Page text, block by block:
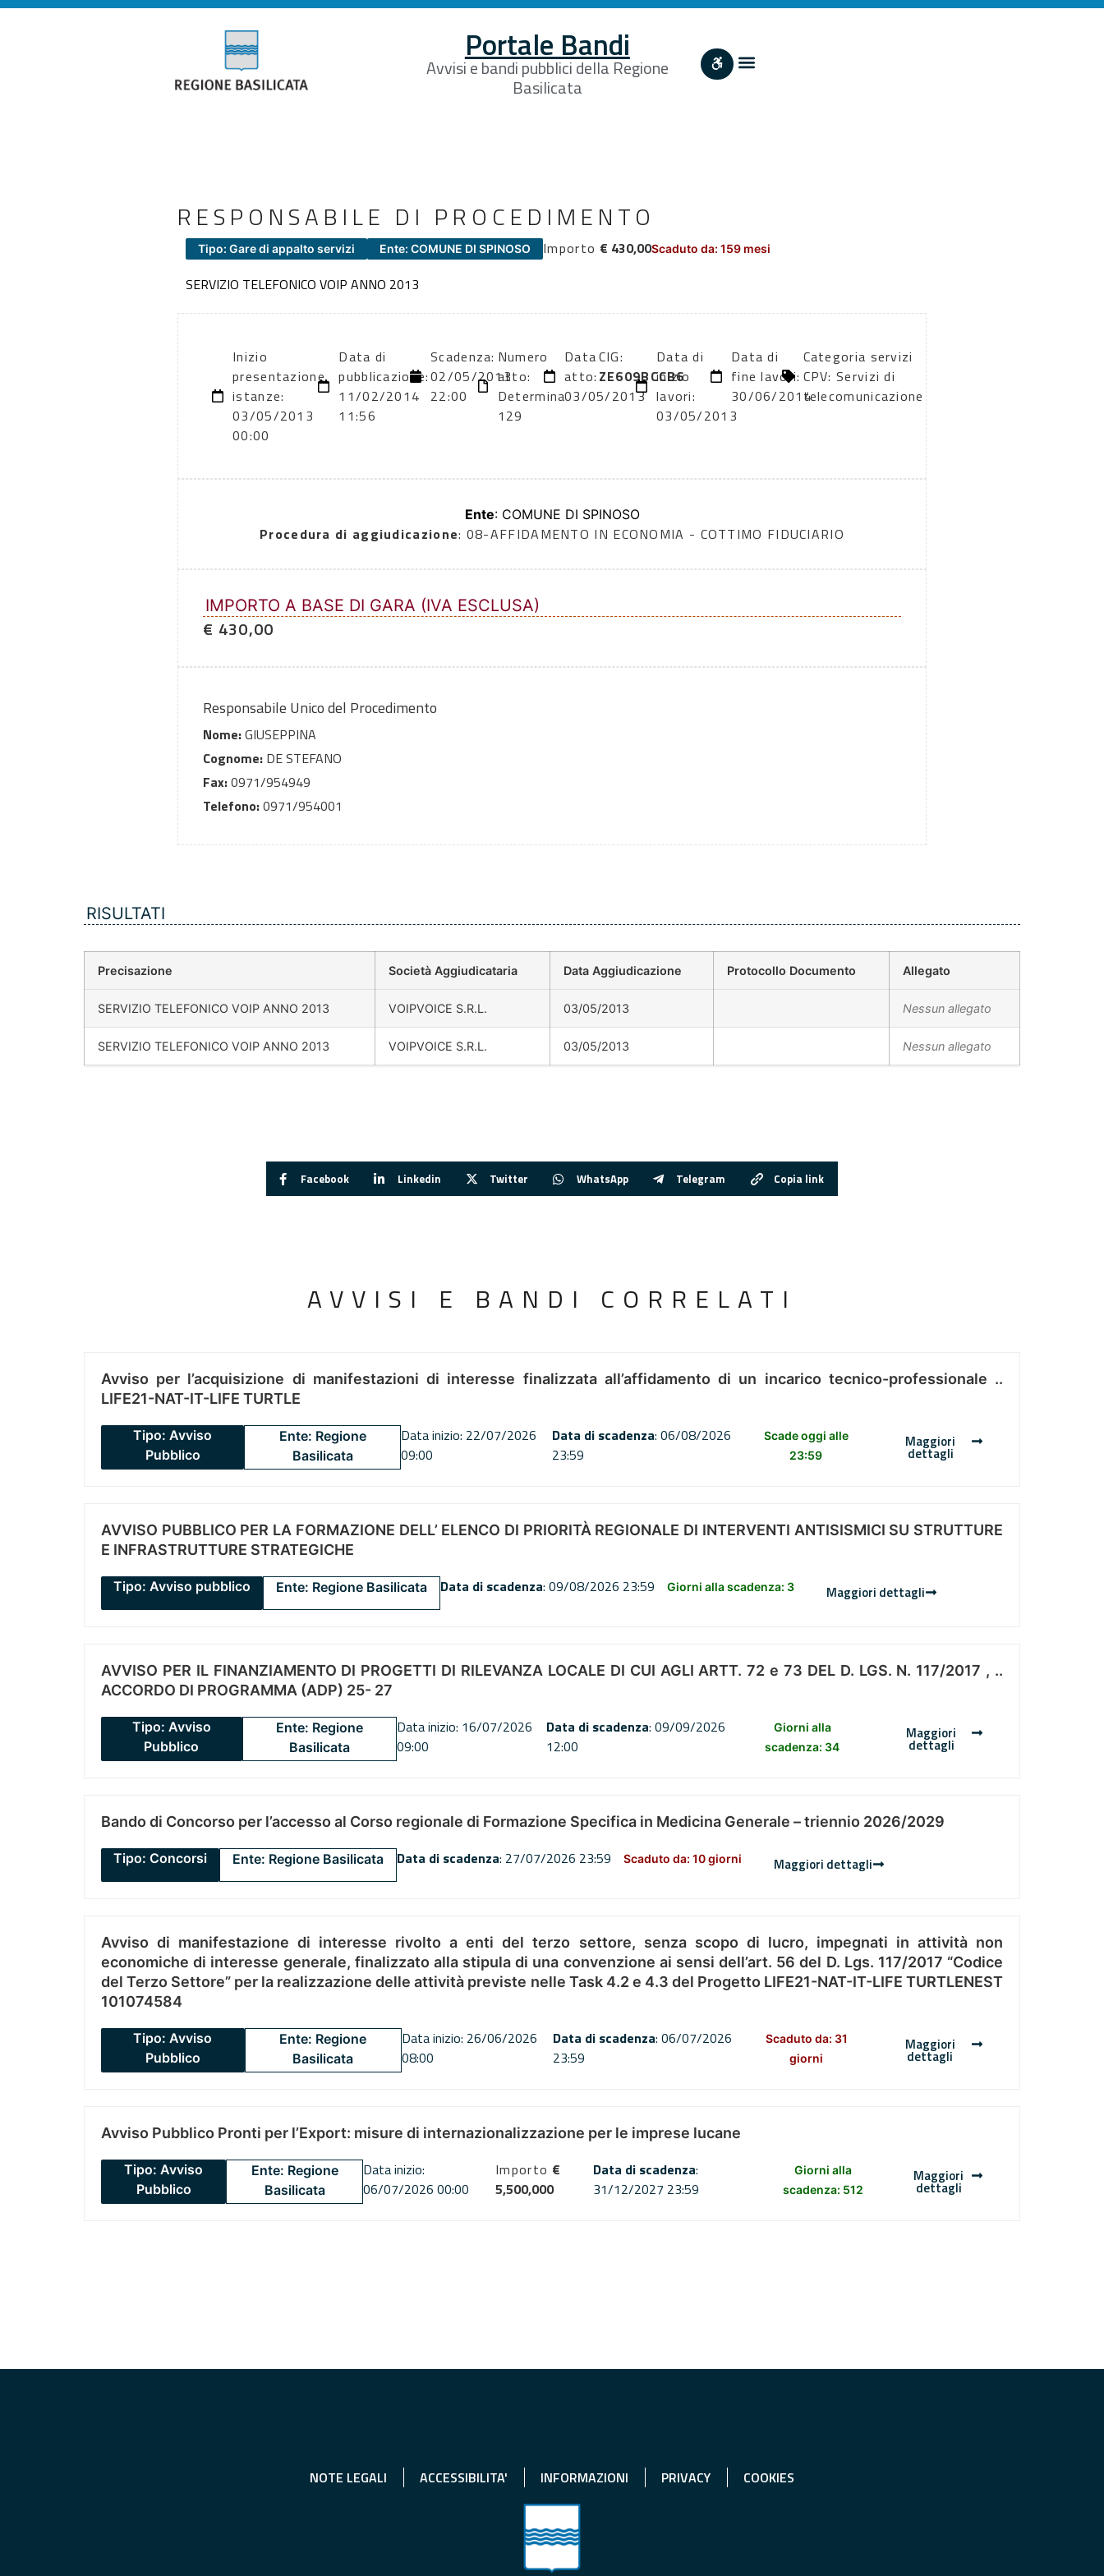
Portale Bandi
Avvisi e bandi pubblici della Regione
Basilicata
RESPONSABILE DI PROCEDIMENTO
Tipo: Gare di appalto servizi Ente: COMUNE DI SPINOSO Importo € 430,00Scaduto da: 159 mesi
SERVIZIO TELEFONICO VOIP ANNO 2013
Inizio
presentazione
istanze:
03/05/2013
00:00
Data di
pubblicazione:
11/02/2014
11:56
Scadenza:
02/05/2013
22:00
Numero
atto:
Determina
129
Data
atto:
03/05/2013
CIG:
ZE609BCCB6
Data di
inizio
lavori:
03/05/2013
Data di
fine lavori:
30/06/2014
Categoria servizi
CPV: Servizi di
telecomunicazione
Ente: COMUNE DI SPINOSO
Procedura di aggiudicazione: 08-AFFIDAMENTO IN ECONOMIA - COTTIMO FIDUCIARIO
IMPORTO A BASE DI GARA (IVA ESCLUSA)
€ 430,00
Responsabile Unico del Procedimento
Nome:GIUSEPPINA
Cognome: DE STEFANO
Fax:0971/954949
Telefono:0971/954001
RISULTATI
Precisazione Società Aggiudicataria Data Aggiudicazione Protocollo Documento Allegato
SERVIZIO TELEFONICO VOIP ANNO 2013 VOIPVOICE S.R.L. 03/05/2013 Nessun allegato
SERVIZIO TELEFONICO VOIP ANNO 2013 VOIPVOICE S.R.L. 03/05/2013 Nessun allegato
Facebook Linkedin Twitter WhatsApp Telegram Copia link
AVVISI E BANDI CORRELATI
Avviso per l’acquisizione di manifestazioni di interesse finalizzata all’affidamento di un incarico tecnico-professionale ..
LIFE21-NAT-IT-LIFE TURTLE
Tipo: Avviso
Pubblico
Ente: Regione
Basilicata
Data inizio: 22/07/2026
09:00
Data di scadenza: 06/08/2026
23:59
Scade oggi alle
23:59
Maggiori
dettagli
AVVISO PUBBLICO PER LA FORMAZIONE DELL’ ELENCO DI PRIORITÀ REGIONALE DI INTERVENTI ANTISISMICI SU STRUTTURE
E INFRASTRUTTURE STRATEGICHE
Tipo: Avviso pubblico Ente: Regione Basilicata Data di scadenza: 09/08/2026 23:59 Giorni alla scadenza: 3 Maggiori dettagli
AVVISO PER IL FINANZIAMENTO DI PROGETTI DI RILEVANZA LOCALE DI CUI AGLI ARTT. 72 e 73 DEL D. LGS. N. 117/2017 , ..
ACCORDO DI PROGRAMMA (ADP) 25- 27
Tipo: Avviso
Pubblico
Ente: Regione
Basilicata
Data inizio: 16/07/2026
09:00
Data di scadenza: 09/09/2026
12:00
Giorni alla
scadenza: 34
Maggiori
dettagli
Bando di Concorso per l’accesso al Corso regionale di Formazione Specifica in Medicina Generale – triennio 2026/2029
Tipo: Concorsi Ente: Regione Basilicata Data di scadenza: 27/07/2026 23:59 Scaduto da: 10 giorni Maggiori dettagli
Avviso di manifestazione di interesse rivolto a enti del terzo settore, senza scopo di lucro, impegnati in attività non
economiche di interesse generale, finalizzato alla stipula di una convenzione ai sensi dell’art. 56 del D. Lgs. 117/2017 “Codice
del Terzo Settore” per la realizzazione delle attività previste nelle Task 4.2 e 4.3 del Progetto LIFE21-NAT-IT-LIFE TURTLENEST
101074584
Tipo: Avviso
Pubblico
Ente: Regione
Basilicata
Data inizio: 26/06/2026
08:00
Data di scadenza: 06/07/2026
23:59
Scaduto da: 31
giorni
Maggiori
dettagli
Avviso Pubblico Pronti per l’Export: misure di internazionalizzazione per le imprese lucane
Tipo: Avviso
Pubblico
Ente: Regione
Basilicata
Data inizio:
06/07/2026 00:00
Importo €
5,500,000
Data di scadenza:
31/12/2027 23:59
Giorni alla
scadenza: 512
Maggiori
dettagli
NOTE LEGALI ACCESSIBILITA' INFORMAZIONI PRIVACY COOKIES